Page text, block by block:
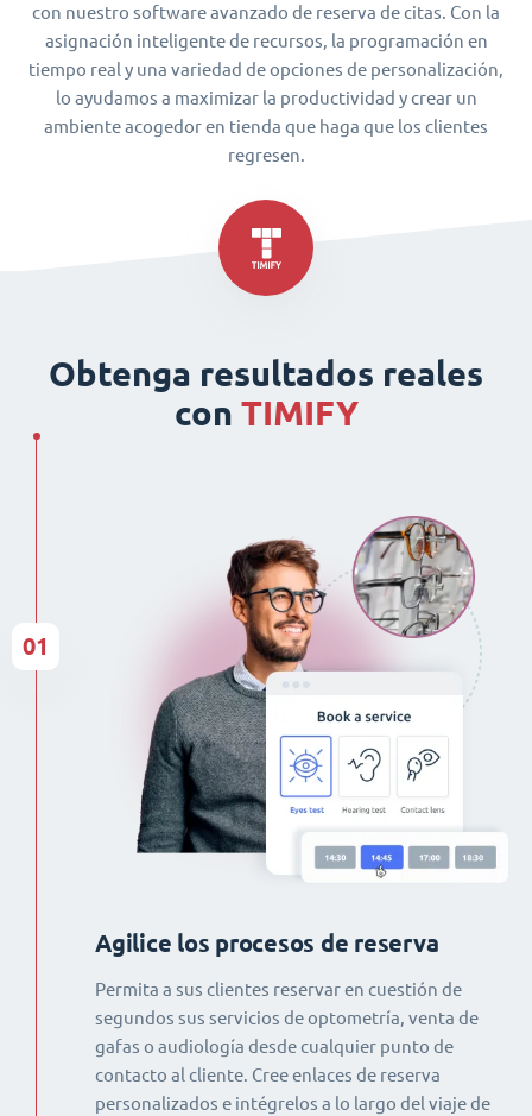
con nuestro software avanzado de reserva de citas. Con la
asignación inteligente de recursos, la programación en
tiempo real y una variedad de opciones de personalización,
lo ayudamos a maximizar la productividad y crear un
ambiente acogedor en tienda que haga que los clientes
regresen.
Obtenga resultados reales
con TIMIFY
Agilice los procesos de reserva
Permita a sus clientes reservar en cuestión de
segundos sus servicios de optometría, venta de
gafas o audiología desde cualquier punto de
contacto al cliente. Cree enlaces de reserva
personalizados e intégrelos a lo largo del viaje de
01